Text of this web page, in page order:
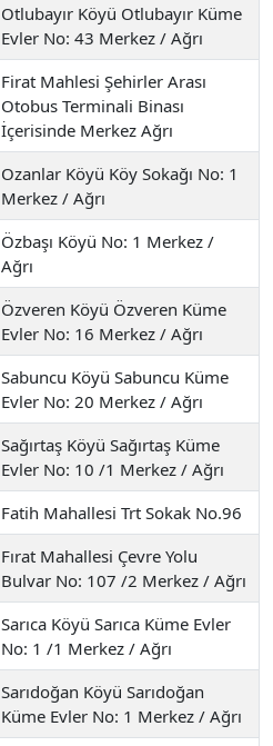
Otlubayır Köyü Otlubayır Küme
Evler No: 43 Merkez / Ağrı
Firat Mahlesi Şehirler Arası
Otobus Terminali Binası
İçerisinde Merkez Ağrı
Ozanlar Köyü Köy Sokağı No: 1
Merkez / Ağrı
Özbaşı Köyü No: 1 Merkez /
Ağrı
Özveren Köyü Özveren Küme
Evler No: 16 Merkez / Ağrı
Sabuncu Köyü Sabuncu Küme
Evler No: 20 Merkez / Ağrı
Sağırtaş Köyü Sağırtaş Küme
Evler No: 10 /1 Merkez / Ağrı
Fatih Mahallesi Trt Sokak No.96
Fırat Mahallesi Çevre Yolu
Bulvar No: 107 /2 Merkez / Ağrı
Sarıca Köyü Sarıca Küme Evler
No: 1 /1 Merkez / Ağrı
Sarıdoğan Köyü Sarıdoğan
Küme Evler No: 1 Merkez / Ağrı